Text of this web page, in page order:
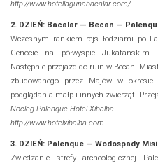
http://www.hotellagunabacalar.com/
2. DZIEŃ: Bacalar — Becan —
Wczesnym rankiem rejs łodziami po
Cenocie na półwyspie
Następnie przejazd do ruin w Becan.
zbudowanego przez Majów w
podglądania małp i innych zwierząt.
Nocleg Palenque Hotel Xibalba
http://www.hotelxibalba.com
3. DZIEŃ: Palenque — Wodospady
Zwiedzanie strefy archeologicznej